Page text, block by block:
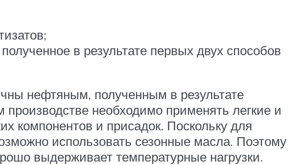
в результате первых двух способов
нефтяным, полученным в результате
необходимо применять легкие и
компонентов и присадок. Поскольку для
использовать сезонные масла. Поэтому
выдерживает температурные нагрузки.